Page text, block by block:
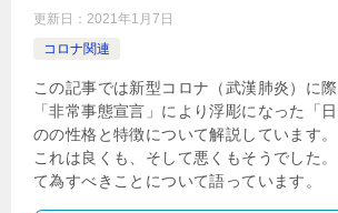
更新日： 2021年1月7日
コロナ関連
この記事では新型コロナ（武漢肺炎）に
「非常事態宣言」により浮彫になった「
のの性格と特徴について解説しています。
これは良くも、そして悪くもそうでした
て為すべきことについて語っています。